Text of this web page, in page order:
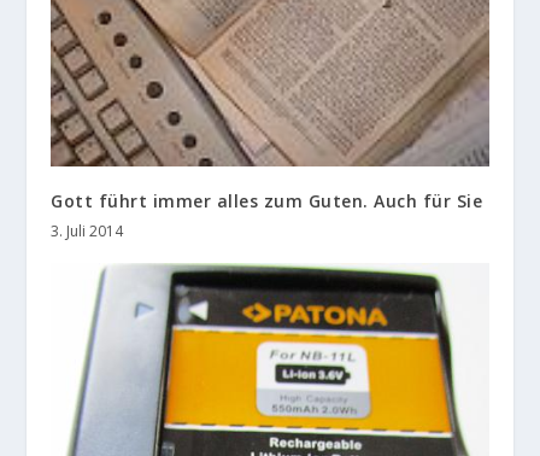
Gott führt immer alles zum Guten. Auch für Sie
3. Juli 2014